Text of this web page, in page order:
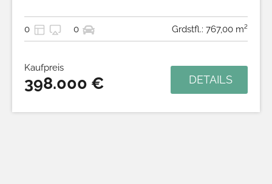
0 0 Grdstfl.: 767,00 m²
Kaufpreis
398.000 € DETAILS